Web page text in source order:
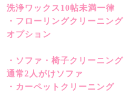
洗浄ワックス10帖未満一律
・フローリングクリーニング
オプション
・ソファ・椅子クリーニング
通常2人がけソファ
・カーペットクリーニング